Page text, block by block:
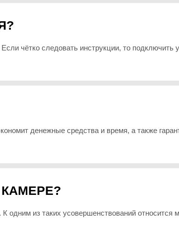
чётко следовать инструкции, то
денежные средства и время, а также
из таких усовершенствований относится